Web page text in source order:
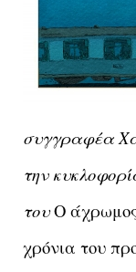
συγγραφέα
την
τουΟ
χρόνια του